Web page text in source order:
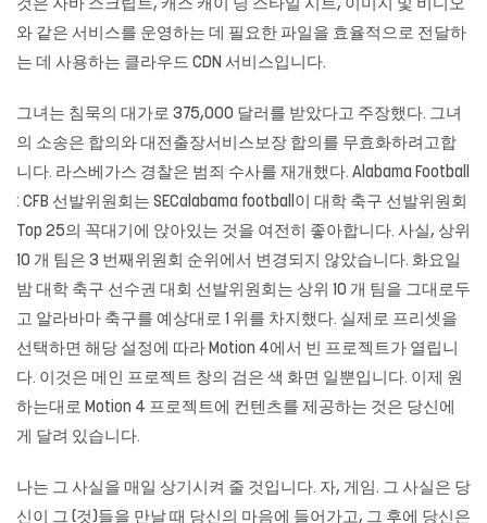
것은 자바 스크립트, 캐스 캐이 딩 스타일 시트, 이미지 및 비디오
와 같은 서비스를 운영하는 데 필요한 파일을 효율적으로 전달하
는 데 사용하는 클라우드 CDN 서비스입니다.
그녀는 침묵의 대가로 375,000 달러를 받았다고 주장했다. 그녀
의 소송은 합의와 대전출장서비스보장 합의를 무효화하려고합
니다. 라스베가스 경찰은 범죄 수사를 재개했다. Alabama Football
: CFB 선발위원회는 SECalabama football이 대학 축구 선발위원회
Top 25의 꼭대기에 앉아있는 것을 여전히 좋아합니다. 사실, 상위
10 개 팀은 3 번째위원회 순위에서 변경되지 않았습니다. 화요일
밤 대학 축구 선수권 대회 선발위원회는 상위 10 개 팀을 그대로두
고 알라바마 축구를 예상대로 1 위를 차지했다. 실제로 프리셋을
선택하면 해당 설정에 따라 Motion 4에서 빈 프로젝트가 열립니
다. 이것은 메인 프로젝트 창의 검은 색 화면 일뿐입니다. 이제 원
하는대로 Motion 4 프로젝트에 컨텐츠를 제공하는 것은 당신에
게 달려 있습니다.
나는 그 사실을 매일 상기시켜 줄 것입니다. 자, 게임. 그 사실은 당
신이 그 (것)들을 만날 때 당신의 마음에 들어가고, 그 후에 당신은